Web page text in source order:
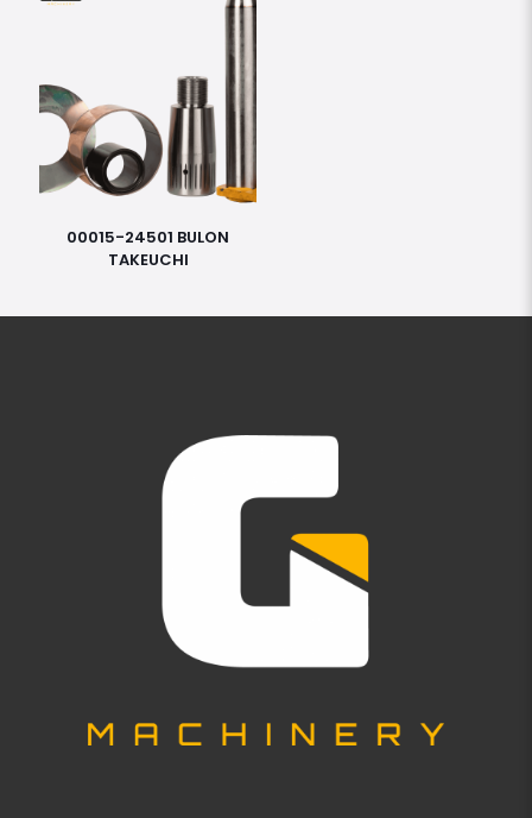
00015-24501 BULON
TAKEUCHI